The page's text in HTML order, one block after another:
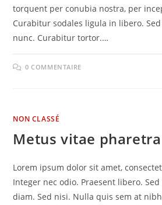
torquent per conubia nostra, per
Curabitur sodales ligula in libero.
nunc. Curabitur tortor.…
0 COMMENTAIRE
NON CLASSÉ
Metus vitae
Lorem ipsum dolor sit amet,
Integer nec odio. Praesent libero.
diam. Sed nisi. Nulla quis sem at